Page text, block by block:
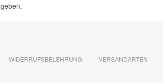
WIDERRUFSBELEHRUNG VERSANDARTEN